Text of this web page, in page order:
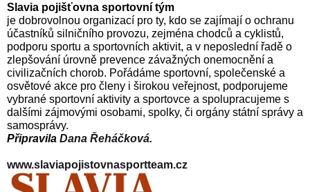
Slavia pojišťovna sportovní tým
je dobrovolnou organizací pro ty, kdo se zajímají o ochranu
účastníků silničního provozu, zejména chodců a cyklistů,
podporu sportu a sportovních aktivit, a v neposlední řadě o
zlepšování úrovně prevence závažných onemocnění a
civilizačních chorob. Pořádáme sportovní, společenské a
osvětové akce pro členy i širokou veřejnost, podporujeme
vybrané sportovní aktivity a sportovce a spolupracujeme s
dalšími zájmovými osobami, spolky, či orgány státní správy a
samosprávy.
Připravila Dana Řeháčková.
www.slaviapojistovnasportteam.cz